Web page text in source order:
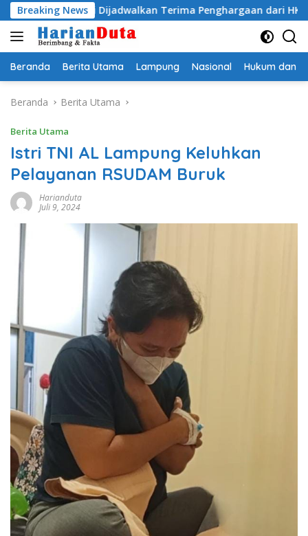
Langsung
ke
konten
Breaking News
Dijadwalkan Terima Penghargaan dari HKBP Lampung
Beranda Berita Utama Lampung Nasional Hukum dan
Beranda Berita Utama
Berita Utama
Istri TNI AL Lampung Keluhkan
Pelayanan RSUDAM Buruk
Harianduta
Juli 9, 2024